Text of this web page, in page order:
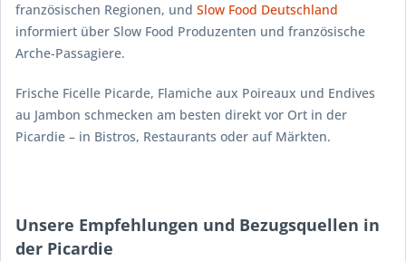
französischen Regionen, und Slow Food Deutschland
informiert über Slow Food Produzenten und französische
Arche-Passagiere.
Frische Ficelle Picarde, Flamiche aux Poireaux und Endives
au Jambon schmecken am besten direkt vor Ort in der
Picardie – in Bistros, Restaurants oder auf Märkten.
Unsere Empfehlungen und Bezugsquellen in
der Picardie